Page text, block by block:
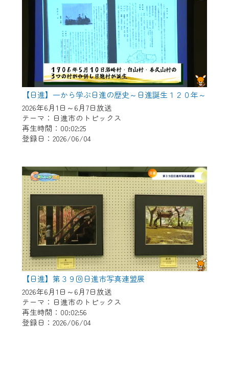
【日進】一から学ぶ日進の歴史～日進誕生１２０年～
2026年6月1日～6月7日放送
テーマ：日進市のトピックス
再生時間：00:02:25
登録日：2026/06/04
【日進】第３９回日進市写真連盟展
2026年6月1日～6月7日放送
テーマ：日進市のトピックス
再生時間：00:02:56
登録日：2026/06/04